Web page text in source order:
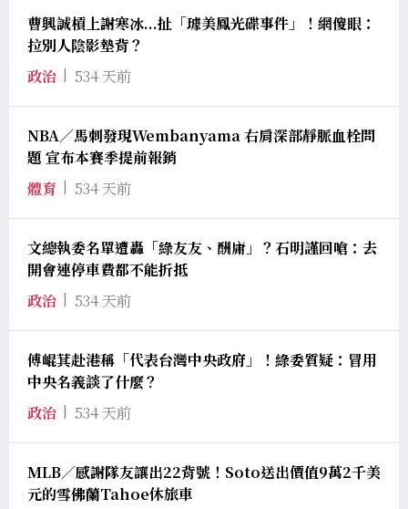
曹興誠槓上謝寒冰...扯「璩美鳳光碟事件」！網傻眼：
拉別人陰影墊背？
政治
534 天前
NBA／馬刺發現Wembanyama 右肩深部靜脈血栓問
題 宣布本賽季提前報銷
體育
534 天前
文總執委名單遭轟「綠友友、酬庸」？石明謹回嗆：去
開會連停車費都不能折抵
政治
534 天前
傅崐萁赴港稱「代表台灣中央政府」！綠委質疑：冒用
中央名義談了什麼？
政治
534 天前
MLB／感謝隊友讓出22背號！Soto送出價值9萬2千美
元的雪佛蘭Tahoe休旅車